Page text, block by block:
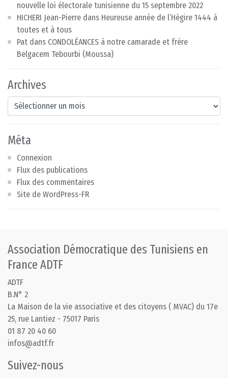
nouvelle loi électorale tunisienne du 15 septembre 2022
HICHERI Jean-Pierre dans Heureuse année de l’Hégire 1444 à
toutes et à tous
Pat dans CONDOLÉANCES à notre camarade et frère
Belgacem Tebourbi (Moussa)
Archives
Archives
Méta
Connexion
Flux des publications
Flux des commentaires
Site de WordPress-FR
Association Démocratique des Tunisiens en
France ADTF
ADTF
B.N° 2
La Maison de la vie associative et des citoyens ( MVAC) du 17e
25, rue Lantiez - 75017 Paris
01 87 20 40 60
infos@adtf.fr
Suivez-nous